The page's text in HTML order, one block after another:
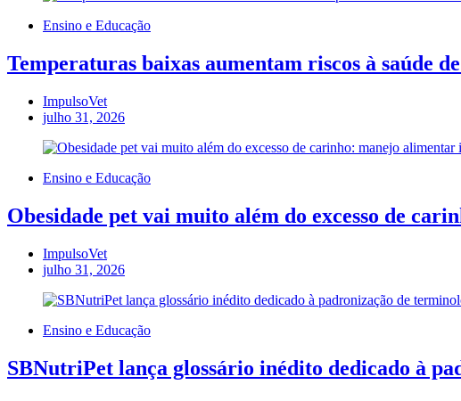
Ensino e Educação
Temperaturas baixas aumentam riscos à saúde
ImpulsoVet
julho 31, 2026
Ensino e Educação
Obesidade pet vai muito além do excesso de
ImpulsoVet
julho 31, 2026
Ensino e Educação
SBNutriPet lança glossário inédito dedicado à